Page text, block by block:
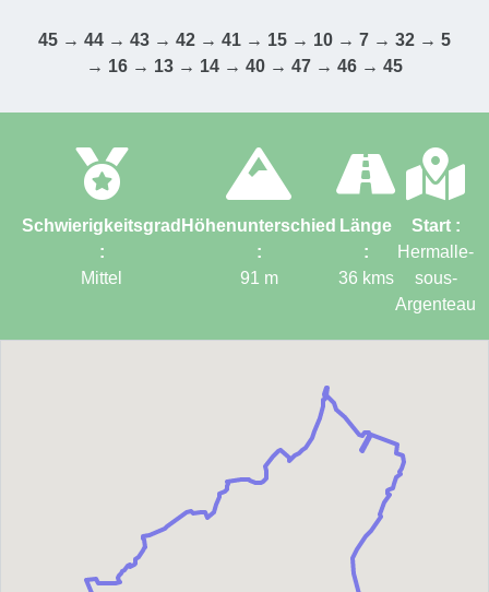
45 → 44 → 43 → 42 → 41 → 15 → 10 → 7 → 32 → 5
→ 16 → 13 → 14 → 40 → 47 → 46 → 45
Schwierigkeitsgrad
:
Mittel
Höhenunterschied
:
91 m
Länge
:
36 kms
Start :
Hermalle-
sous-
Argenteau